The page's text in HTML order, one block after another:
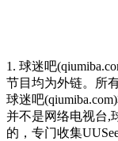
1. 球迷吧
节目均为外链。所
球迷吧
并不是网络电视台,
的，专门收集